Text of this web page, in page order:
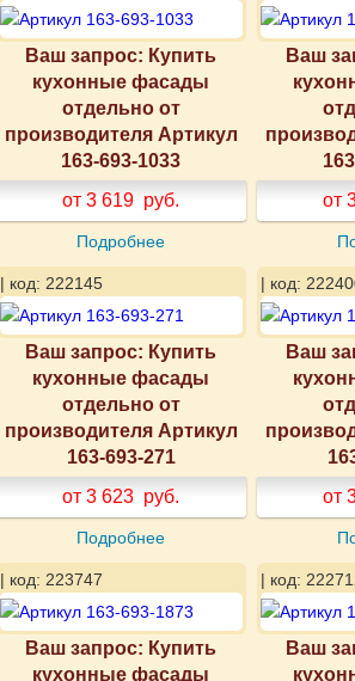
Ваш запрос: Купить
кухонные фасады
отдельно от
производителя Артикул
163-693-1033
от 3 619 руб.
Подробнее
Ваш
от
| код: 222145
Ваш запрос: Купить
кухонные фасады
отдельно от
производителя Артикул
163-693-271
от 3 623 руб.
Подробнее
| код:
Ваш
от
| код: 223747
Ваш запрос: Купить
кухонные фасады
| код:
Ваш